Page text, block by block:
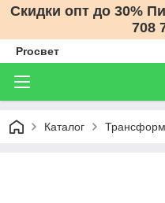
Скидки опт до 30%
708
Proсвет
Каталог